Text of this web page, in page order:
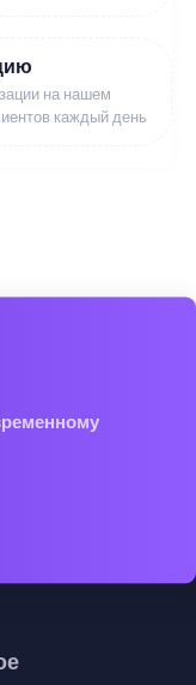
на нашем
каждый день